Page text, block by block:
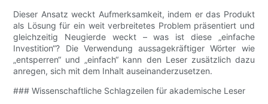
Dieser Ansatz weckt Aufmerksamkeit, indem er das Produkt
als Lösung für ein weit verbreitetes Problem präsentiert und
gleichzeitig Neugierde weckt – was ist diese „einfache
Investition“? Die Verwendung aussagekräftiger Wörter wie
„entsperren“ und „einfach“ kann den Leser zusätzlich dazu
anregen, sich mit dem Inhalt auseinanderzusetzen.
### Wissenschaftliche Schlagzeilen für akademische Leser